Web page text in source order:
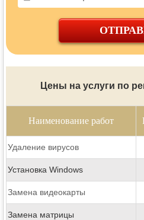
Цены на услуги по
Наименование работ
Удаление вирусов
Установка Windows
Замена видеокарты
Замена матрицы